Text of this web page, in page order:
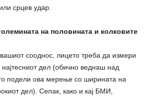
срцев удар.
на половината и колковите
сооднос, лицето треба да измери
дел (обично веднаш над
подели ова мерење со ширината на
дел). Сепак, како и кај БМИ,